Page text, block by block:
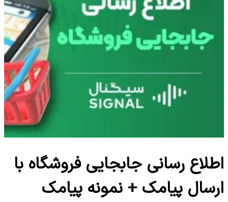
اطلاع رسانی جابجایی فروشگاه با
ارسال پیامک + نمونه پیامک